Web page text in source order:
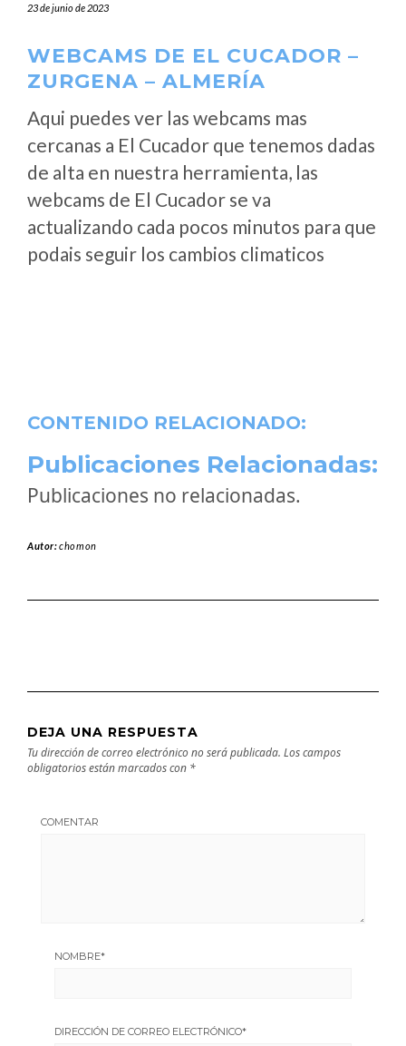
23 de junio de 2023
WEBCAMS DE EL CUCADOR –
ZURGENA – ALMERÍA
Aqui puedes ver las webcams mas
cercanas a El Cucador que tenemos dadas
de alta en nuestra herramienta, las
webcams de El Cucador se va
actualizando cada pocos minutos para que
podais seguir los cambios climaticos
CONTENIDO RELACIONADO:
Publicaciones Relacionadas:
Publicaciones no relacionadas.
Autor:chomon
DEJA UNA RESPUESTA
Tu dirección de correo electrónico no será publicada. Los campos
obligatorios están marcados con *
COMENTAR
NOMBRE*
DIRECCIÓN DE CORREO ELECTRÓNICO*